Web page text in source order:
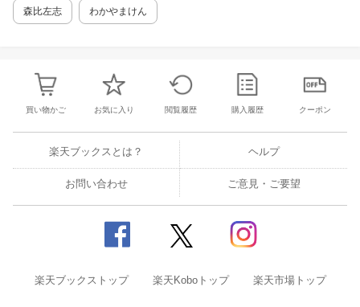
森比左志 わかやまけん
買い物かご お気に入り 閲覧履歴 購入履歴 クーポン
楽天ブックスとは？ ヘルプ
お問い合わせ ご意見・ご要望
楽天ブックストップ 楽天Koboトップ 楽天市場トップ